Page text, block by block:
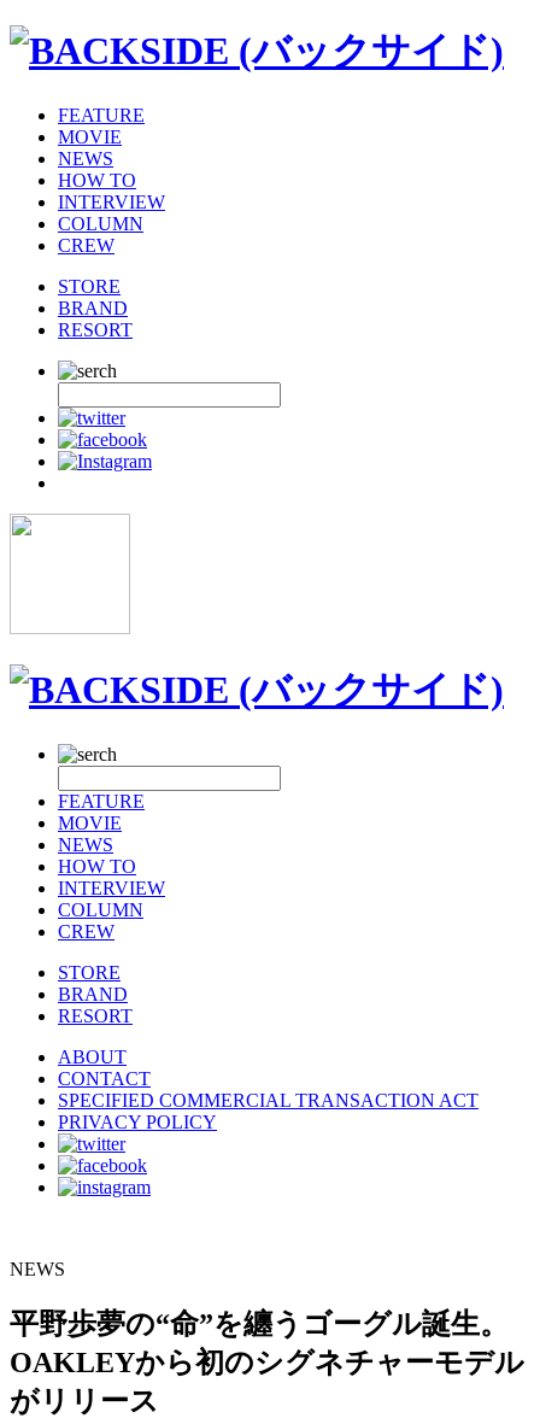
FEATURE
MOVIE
NEWS
HOW TO
INTERVIEW
COLUMN
CREW
STORE
BRAND
RESORT
FEATURE
MOVIE
NEWS
HOW TO
INTERVIEW
COLUMN
CREW
STORE
BRAND
RESORT
ABOUT
CONTACT
SPECIFIED COMMERCIAL TRANSACTION ACT
PRIVACY POLICY
NEWS
平野歩夢の“命”を纏うゴーグル誕生。
OAKLEYから初のシグネチャーモデル
がリリース